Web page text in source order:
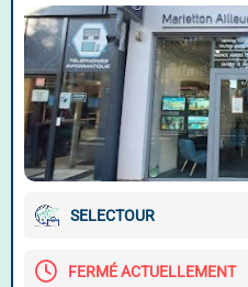
SELECTOUR
FERMÉ ACTUELLEMENT